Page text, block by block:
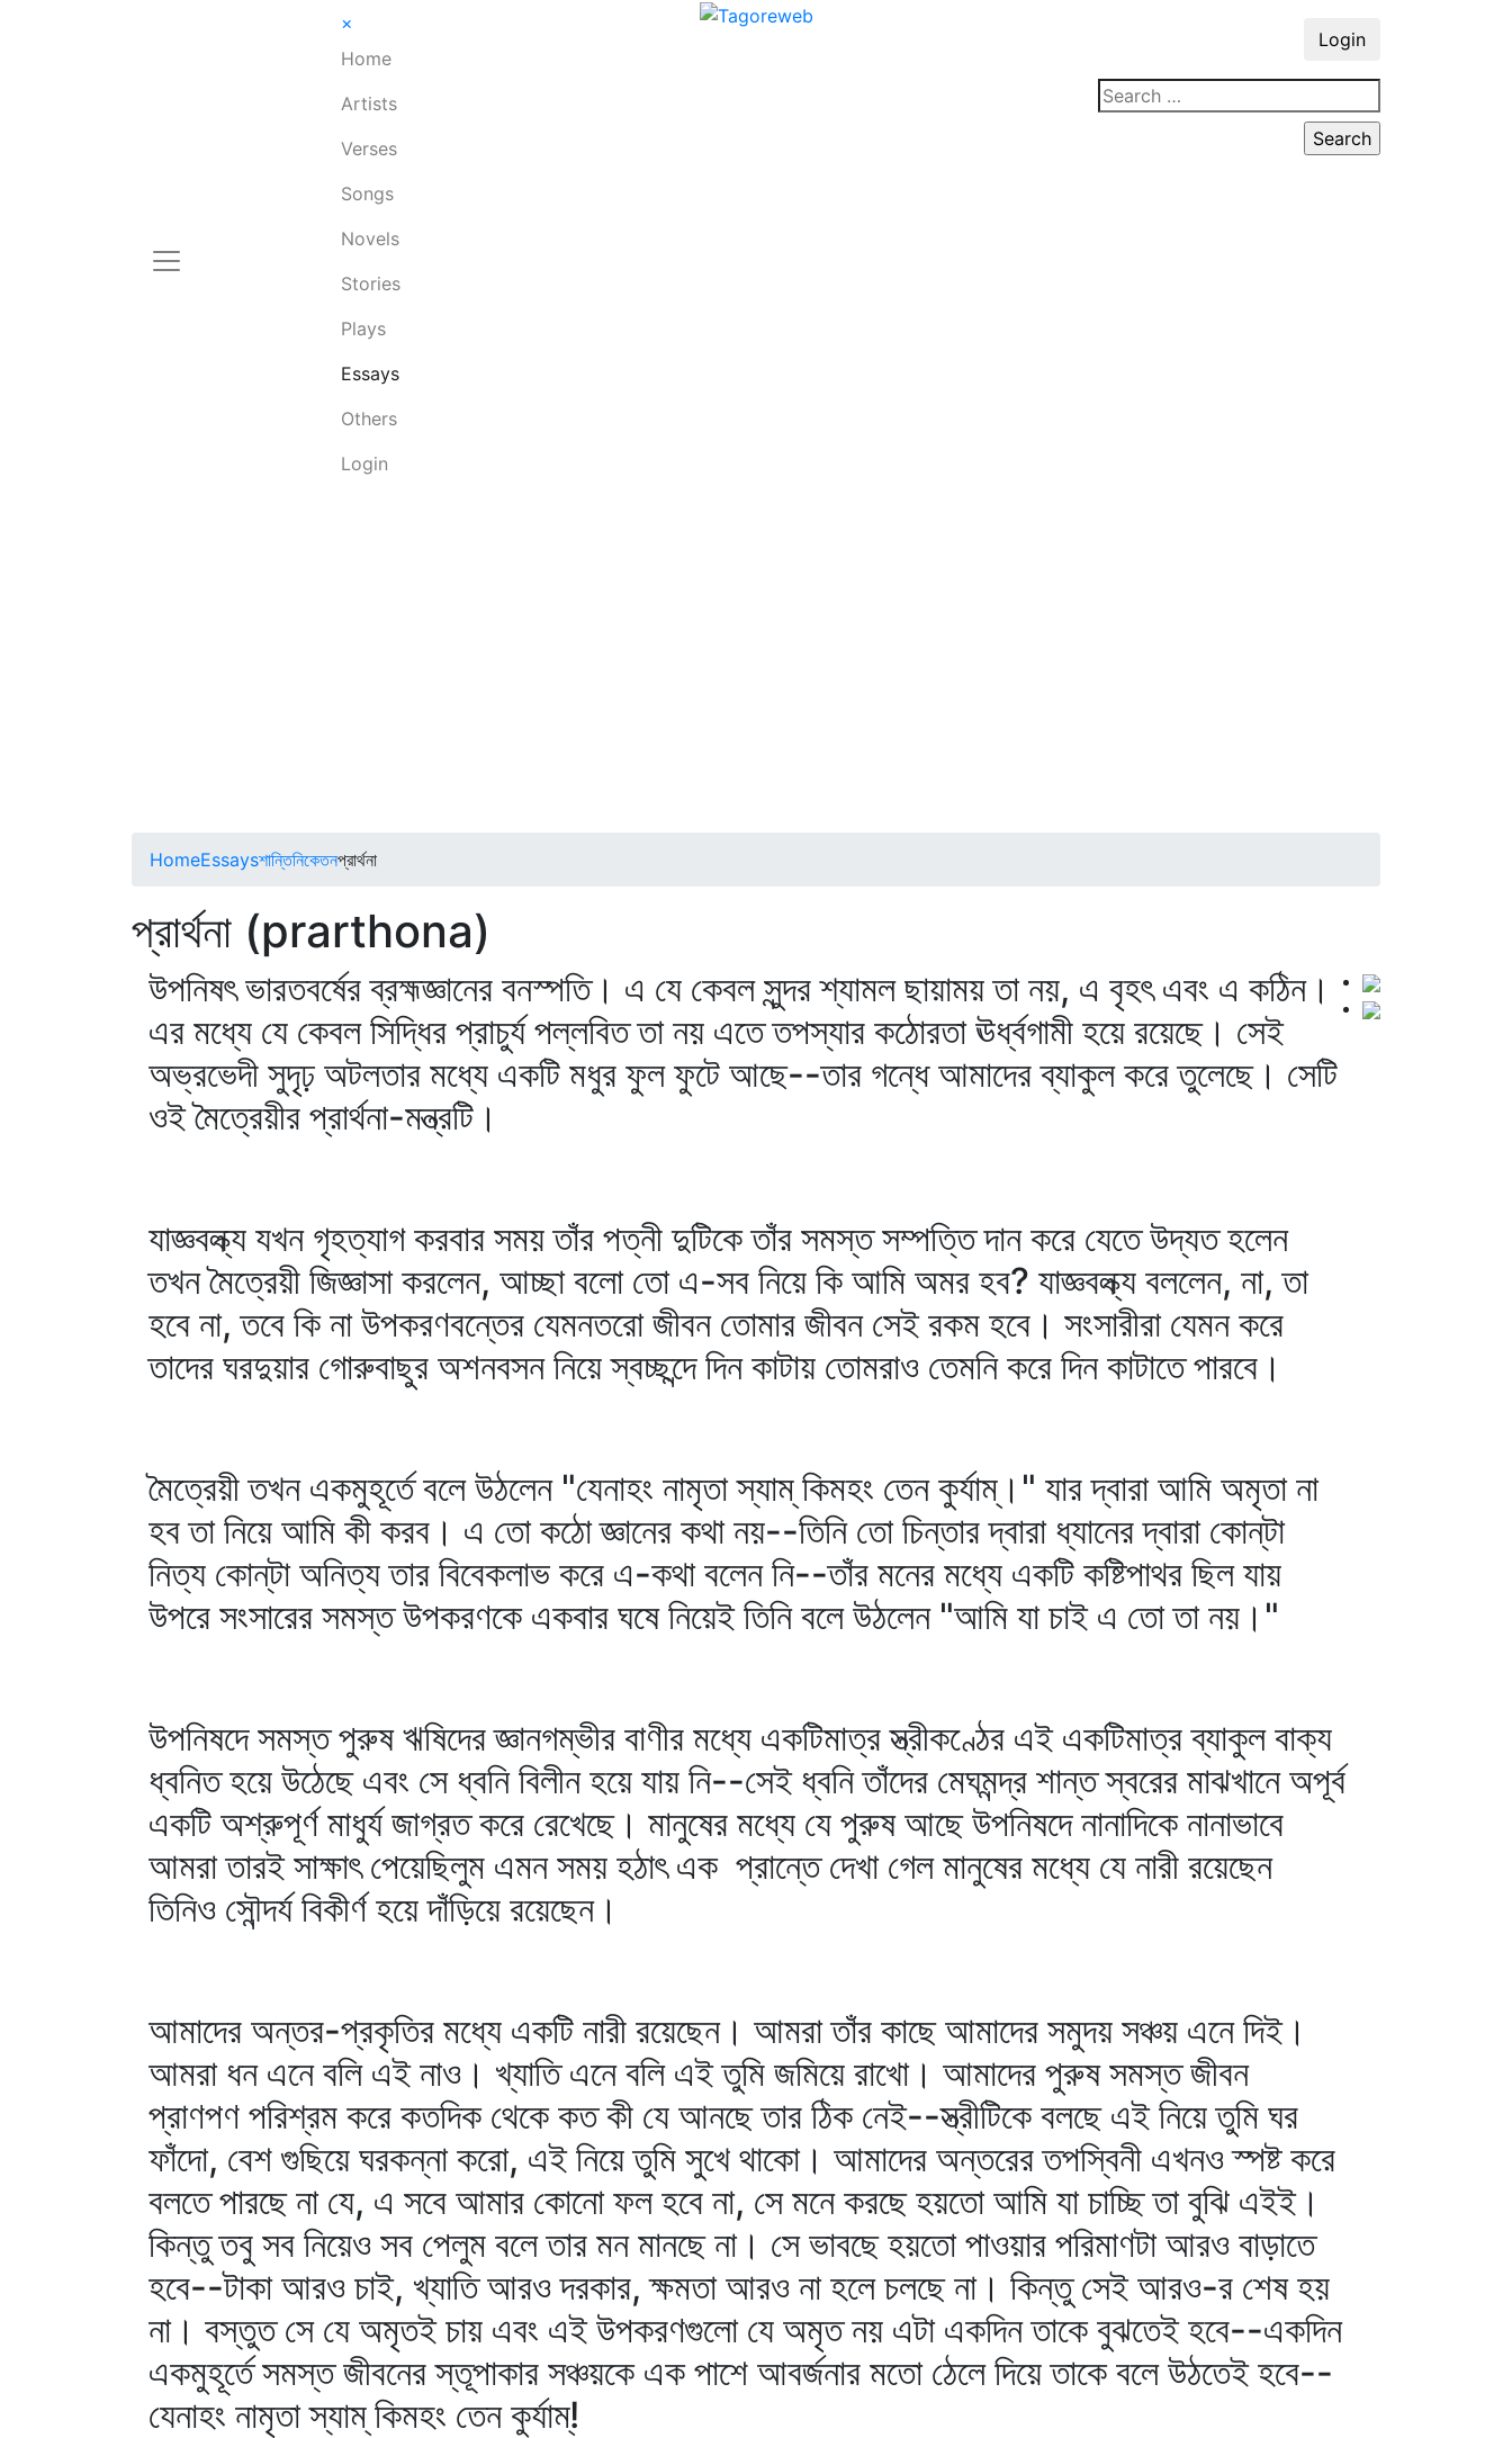
×
Home
Artists
Verses
Songs
Novels
Stories
Plays
Essays
Others
Login
Login
HomeEssaysশান্তিনিকেতনপ্রার্থনা
প্রার্থনা (prarthona)
উপনিষৎ ভারতবর্ষের ব্রহ্মজ্ঞানের বনস্পতি। এ যে কেবল সুন্দর শ্যামল ছায়াময় তা নয়, এ বৃহৎ এবং এ কঠিন।
এর মধ্যে যে কেবল সিদ্ধির প্রাচুর্য পল্লবিত তা নয় এতে তপস্যার কঠোরতা ঊর্ধ্বগামী হয়ে রয়েছে। সেই
অভ্রভেদী সুদৃঢ় অটলতার মধ্যে একটি মধুর ফুল ফুটে আছে--তার গন্ধে আমাদের ব্যাকুল করে তুলেছে। সেটি
ওই মৈত্রেয়ীর প্রার্থনা-মন্ত্রটি।
যাজ্ঞবল্ক্য যখন গৃহত্যাগ করবার সময় তাঁর পত্নী দুটিকে তাঁর সমস্ত সম্পত্তি দান করে যেতে উদ্যত হলেন
তখন মৈত্রেয়ী জিজ্ঞাসা করলেন, আচ্ছা বলো তো এ-সব নিয়ে কি আমি অমর হব? যাজ্ঞবল্ক্য বললেন, না, তা
হবে না, তবে কি না উপকরণবন্তের যেমনতরো জীবন তোমার জীবন সেই রকম হবে। সংসারীরা যেমন করে
তাদের ঘরদুয়ার গোরুবাছুর অশনবসন নিয়ে স্বচ্ছন্দে দিন কাটায় তোমরাও তেমনি করে দিন কাটাতে পারবে।
মৈত্রেয়ী তখন একমুহূর্তে বলে উঠলেন "যেনাহং নামৃতা স্যাম্‌ কিমহং তেন কুর্যাম্‌।" যার দ্বারা আমি অমৃতা না
হব তা নিয়ে আমি কী করব। এ তো কঠো জ্ঞানের কথা নয়--তিনি তো চিন্তার দ্বারা ধ্যানের দ্বারা কোন্‌টা
নিত্য কোন্‌টা অনিত্য তার বিবেকলাভ করে এ-কথা বলেন নি--তাঁর মনের মধ্যে একটি কষ্টিপাথর ছিল যায়
উপরে সংসারের সমস্ত উপকরণকে একবার ঘষে নিয়েই তিনি বলে উঠলেন "আমি যা চাই এ তো তা নয়।"
উপনিষদে সমস্ত পুরুষ ঋষিদের জ্ঞানগম্ভীর বাণীর মধ্যে একটিমাত্র স্ত্রীকণ্ঠের এই একটিমাত্র ব্যাকুল বাক্য
ধ্বনিত হয়ে উঠেছে এবং সে ধ্বনি বিলীন হয়ে যায় নি--সেই ধ্বনি তাঁদের মেঘমন্দ্র শান্ত স্বরের মাঝখানে অপূর্ব
একটি অশ্রুপূর্ণ মাধুর্য জাগ্রত করে রেখেছে। মানুষের মধ্যে যে পুরুষ আছে উপনিষদে নানাদিকে নানাভাবে
আমরা তারই সাক্ষাৎ পেয়েছিলুম এমন সময় হঠাৎ এক প্রান্তে দেখা গেল মানুষের মধ্যে যে নারী রয়েছেন
তিনিও সৌন্দর্য বিকীর্ণ হয়ে দাঁড়িয়ে রয়েছেন।
আমাদের অন্তর-প্রকৃতির মধ্যে একটি নারী রয়েছেন। আমরা তাঁর কাছে আমাদের সমুদয় সঞ্চয় এনে দিই।
আমরা ধন এনে বলি এই নাও। খ্যাতি এনে বলি এই তুমি জমিয়ে রাখো। আমাদের পুরুষ সমস্ত জীবন
প্রাণপণ পরিশ্রম করে কতদিক থেকে কত কী যে আনছে তার ঠিক নেই--স্ত্রীটিকে বলছে এই নিয়ে তুমি ঘর
ফাঁদো, বেশ গুছিয়ে ঘরকন্না করো, এই নিয়ে তুমি সুখে থাকো। আমাদের অন্তরের তপস্বিনী এখনও স্পষ্ট করে
বলতে পারছে না যে, এ সবে আমার কোনো ফল হবে না, সে মনে করছে হয়তো আমি যা চাচ্ছি তা বুঝি এইই।
কিন্তু তবু সব নিয়েও সব পেলুম বলে তার মন মানছে না। সে ভাবছে হয়তো পাওয়ার পরিমাণটা আরও বাড়াতে
হবে--টাকা আরও চাই, খ্যাতি আরও দরকার, ক্ষমতা আরও না হলে চলছে না। কিন্তু সেই আরও-র শেষ হয়
না। বস্তুত সে যে অমৃতই চায় এবং এই উপকরণগুলো যে অমৃত নয় এটা একদিন তাকে বুঝতেই হবে--একদিন
একমুহূর্তে সমস্ত জীবনের স্তূপাকার সঞ্চয়কে এক পাশে আবর্জনার মতো ঠেলে দিয়ে তাকে বলে উঠতেই হবে--
যেনাহং নামৃতা স্যাম্‌ কিমহং তেন কুর্যাম্‌!